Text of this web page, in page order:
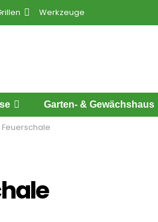
Werkzeuge
Garten- & Gewächshaus